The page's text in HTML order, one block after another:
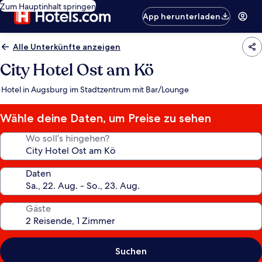
Zum Hauptinhalt springen
App herunterladen
Alle Unterkünfte anzeigen
City Hotel Ost am Kö
Hotel in Augsburg im Stadtzentrum mit Bar/Lounge
Wähle deine Daten, um Preise zu sehen
Wo soll’s hingehen?
Daten
Gäste
Suchen